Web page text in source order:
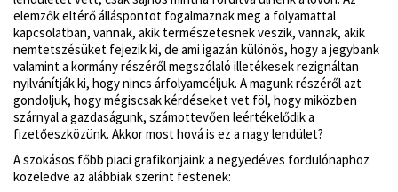
elemzők eltérő álláspontot fogalmaznak meg a folyamattal
kapcsolatban, vannak, akik természetesnek veszik, vannak, akik
nemtetszésüket fejezik ki, de ami igazán különös, hogy a jegybank
valamint a kormány részéről megszólaló illetékesek rezignáltan
nyilvánítják ki, hogy nincs árfolyamcéljuk. A magunk részéről azt
gondoljuk, hogy mégiscsak kérdéseket vet föl, hogy miközben
szárnyal a gazdaságunk, számottevően leértékelődik a
fizetőeszközünk. Akkor most hová is ez a nagy lendület?
A szokásos főbb piaci grafikonjaink a negyedéves fordulónaphoz
közeledve az alábbiak szerint festenek: